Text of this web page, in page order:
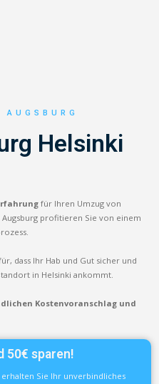
Helsinki
für Ihren Umzug von
Augsburg profitieren Sie von einem
dass Ihr Hab und Gut sicher und
in Helsinki ankommt.
Kostenvoranschlag und
50€ sparen!
erhalten Sie Ihr unverbindliches